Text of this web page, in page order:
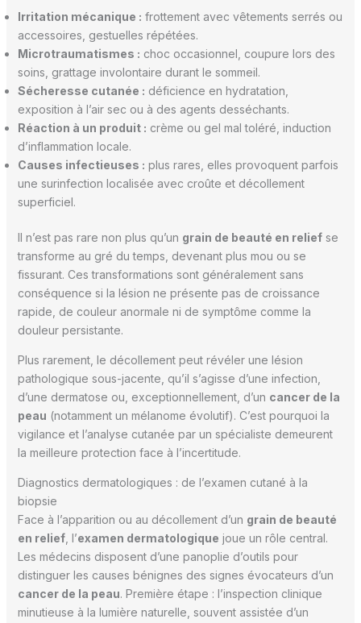
Irritation mécanique : frottement avec vêtements serrés ou
accessoires, gestuelles répétées.
Microtraumatismes : choc occasionnel, coupure lors des
soins, grattage involontaire durant le sommeil.
Sécheresse cutanée : déficience en hydratation,
exposition à l’air sec ou à des agents desséchants.
Réaction à un produit : crème ou gel mal toléré, induction
d’inflammation locale.
Causes infectieuses : plus rares, elles provoquent parfois
une surinfection localisée avec croûte et décollement
superficiel.
Il n’est pas rare non plus qu’un grain de beauté en reliefse
transforme au gré du temps, devenant plus mou ou se
fissurant. Ces transformations sont généralement sans
conséquence si la lésion ne présente pas de croissance
rapide, de couleur anormale ni de symptôme comme la
douleur persistante.
Plus rarement, le décollement peut révéler une lésion
pathologique sous-jacente, qu’il s’agisse d’une infection,
d’une dermatose ou, exceptionnellement, d’un cancer de la
peau (notamment un mélanome évolutif). C’est pourquoi la
vigilance et l’analyse cutanée par un spécialiste demeurent
la meilleure protection face à l’incertitude.
Diagnostics dermatologiques : de l’examen cutané à la
biopsie
Face à l’apparition ou au décollement d’un grain de beauté
en relief, l’examen dermatologique joue un rôle central.
Les médecins disposent d’une panoplie d’outils pour
distinguer les causes bénignes des signes évocateurs d’un
cancer de la peau. Première étape : l’inspection clinique
minutieuse à la lumière naturelle, souvent assistée d’un